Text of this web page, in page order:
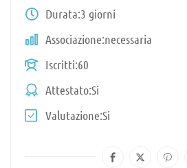
Durata 3 giorni
Associazione necessaria
Iscritti 60
AttestatoSi
Valutazione Si